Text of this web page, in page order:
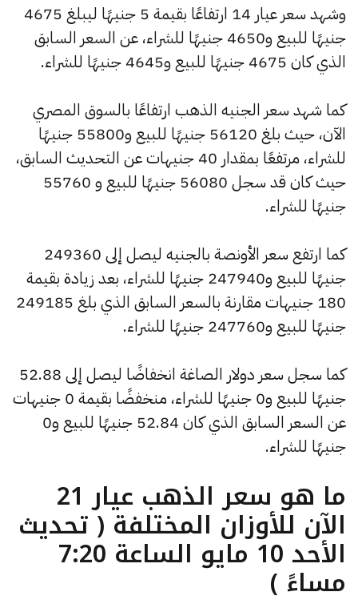
وشهد سعر عيار 14 ارتفاعًا بقيمة 5 جنيهًا ليبلغ 4675
جنيهًا للبيع و4650 جنيهًا للشراء، عن السعر السابق
الذي كان 4675 جنيهًا للبيع و4645 جنيهًا للشراء.
كما شهد سعر الجنيه الذهب ارتفاعًا بالسوق المصري
الآن، حيث بلغ 56120 جنيهًا للبيع و55800 جنيهًا
للشراء، مرتفعًا بمقدار 40 جنيهات عن التحديث السابق،
حيث كان قد سجل 56080 جنيهًا للبيع و 55760
جنيهًا للشراء.
كما ارتفع سعر الأونصة بالجنيه ليصل إلى 249360
جنيهًا للبيع و247940 جنيهًا للشراء، بعد زيادة بقيمة
180 جنيهات مقارنة بالسعر السابق الذي بلغ 249185
جنيهًا للبيع و247760 جنيهًا للشراء.
كما سجل سعر دولار الصاغة انخفاضًا ليصل إلى 52.88
جنيهًا للبيع و0 جنيهًا للشراء، منخفضًا بقيمة 0 جنيهات
عن السعر السابق الذي كان 52.84 جنيهًا للبيع و0
جنيهًا للشراء.
ما هو سعر الذهب عيار 21
الآن للأوزان المختلفة ( تحديث
الأحد 10 مايو الساعة 7:20
مساءً )